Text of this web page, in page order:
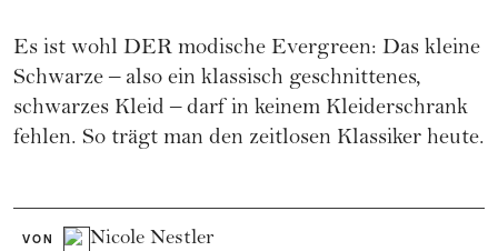
Es ist wohl DER modische Evergreen: Das kleine
Schwarze – also ein klassisch geschnittenes,
schwarzes Kleid – darf in keinem Kleiderschrank
fehlen. So trägt man den zeitlosen Klassiker heute.
VON Nicole Nestler